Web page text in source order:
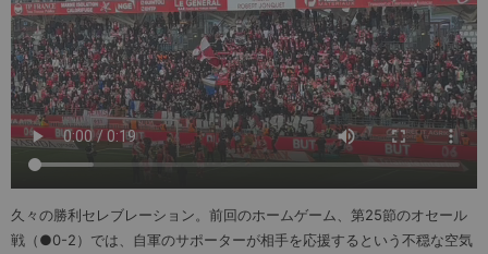
久々の勝利セレブレーション。前回のホームゲーム、第25節のオセール
戦（●0-2）では、自軍のサポーターが相手を応援するという不穏な空気